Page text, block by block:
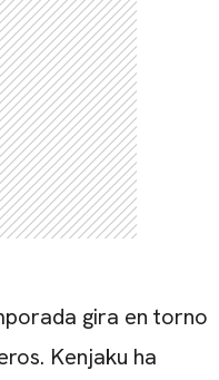
gira en torno
Kenjaku ha